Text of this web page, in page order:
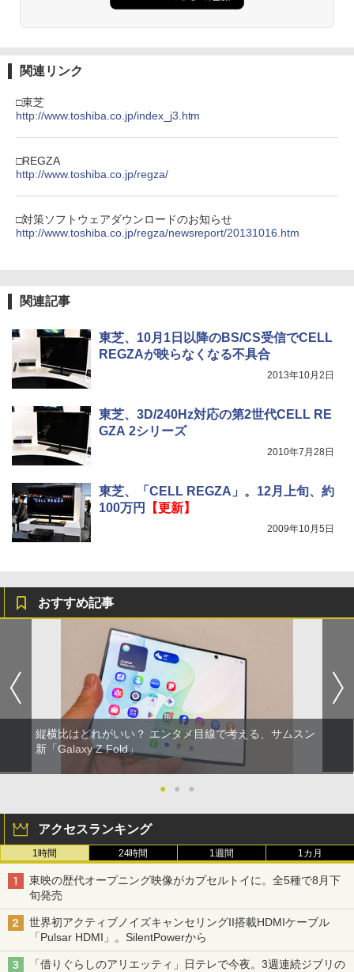
関連リンク
□東芝
http://www.toshiba.co.jp/index_j3.htm
□REGZA
http://www.toshiba.co.jp/regza/
□対策ソフトウェアダウンロードのお知らせ
http://www.toshiba.co.jp/regza/newsreport/20131016.htm
関連記事
東芝、10月1日以降のBS/CS受信でCELL
REGZAが映らなくなる不具合
2013年10月2日
東芝、3D/240Hz対応の第2世代CELL RE
GZA 2シリーズ
2010年7月28日
東芝、「CELL REGZA」。12月上旬、約
100万円
【更新】
2009年10月5日
おすすめ記事
縦横比はどれがいい？ エンタメ目線で考える、サムスン
新「Galaxy Z Fold」
● ● ●
アクセスランキング
1時間 24時間 1週間 1カ月
東映の歴代オープニング映像がカプセルトイに。全5種で8月下
旬発売
世界初アクティブノイズキャンセリングII搭載HDMIケーブル
「Pulsar HDMI」。SilentPowerから
「借りぐらしのアリエッティ」日テレで今夜。3週連続ジブリの